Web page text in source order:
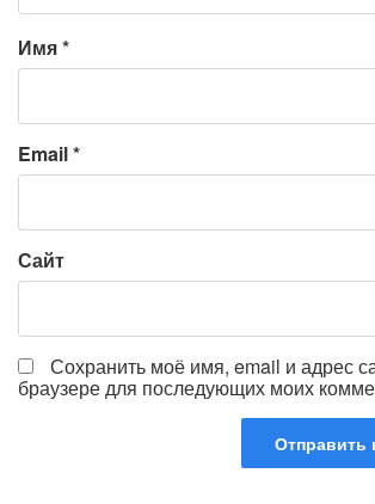
Имя*
Email*
Сайт
Сохранить моё имя, email и адрес
браузере для последующих моих